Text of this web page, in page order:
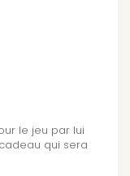
le jeu par lui
qui sera